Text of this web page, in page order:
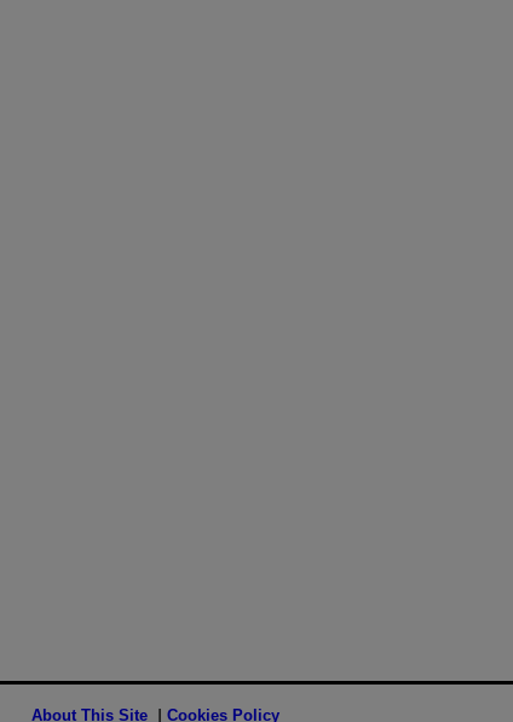
About This Site Cookies Policy